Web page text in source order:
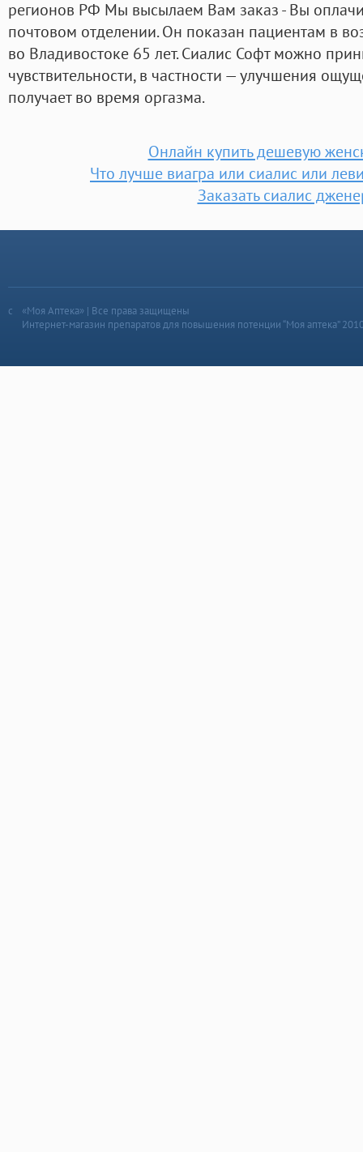
регионов РФ Мы высылаем Вам заказ - Вы
почтовом отделении. Он показан пациентам в
во Владивостоке 65 лет. Сиалис Софт можно
чувствительности, в частности — улучшения
получает во время оргазма.
Онлайн купить дешевую
Что лучше виагра или сиалис или
Заказать сиалис
«Моя Аптека» | Все права защищены
Интернет-магазин препаратов для повышения потенции “Моя аптека”